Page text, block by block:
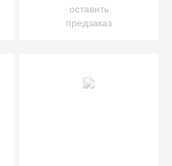
оставить
предзаказ